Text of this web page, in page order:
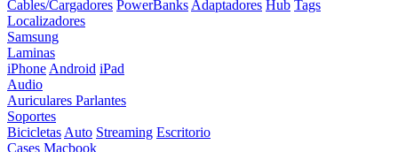
Cables/Cargadores PowerBanks Adaptadores Hub Tags
Localizadores
Samsung
Laminas
iPhone Android iPad
Audio
Auriculares Parlantes
Soportes
Bicicletas Auto Streaming Escritorio
Cases Macbook